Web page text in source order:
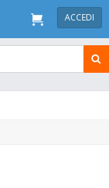
ACCEDI